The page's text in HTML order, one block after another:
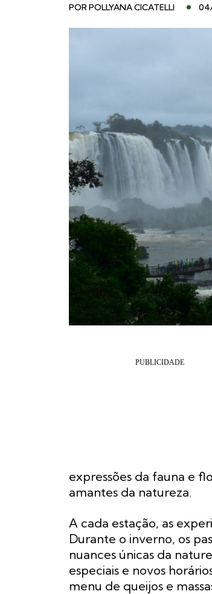
PORPOLLYANA CICATELLI
expressões da fauna e
amantes da natureza.
A cada estação, as
Durante o inverno, os
nuances únicas da
especiais e novos
menu de queijos e